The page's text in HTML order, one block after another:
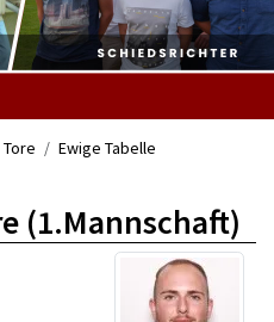
Tore
Ewige Tabelle
(1.Mannschaft)